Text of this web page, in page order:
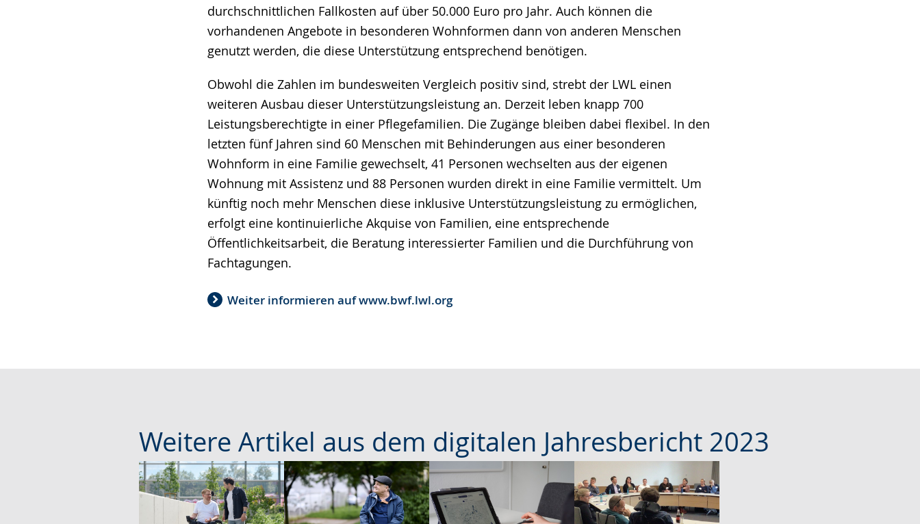
durchschnittlichen Fallkosten auf über 50.000 Euro pro Jahr. Auch können die
vorhandenen Angebote in besonderen Wohnformen dann von anderen Menschen
genutzt werden, die diese Unterstützung entsprechend benötigen.
Obwohl die Zahlen im bundesweiten Vergleich positiv sind, strebt der LWL einen
weiteren Ausbau dieser Unterstützungsleistung an. Derzeit leben knapp 700
Leistungsberechtigte in einer Pflegefamilien. Die Zugänge bleiben dabei flexibel. In den
letzten fünf Jahren sind 60 Menschen mit Behinderungen aus einer besonderen
Wohnform in eine Familie gewechselt, 41 Personen wechselten aus der eigenen
Wohnung mit Assistenz und 88 Personen wurden direkt in eine Familie vermittelt. Um
künftig noch mehr Menschen diese inklusive Unterstützungsleistung zu ermöglichen,
erfolgt eine kontinuierliche Akquise von Familien, eine entsprechende
Öffentlichkeitsarbeit, die Beratung interessierter Familien und die Durchführung von
Fachtagungen.
Weiter informieren auf www.bwf.lwl.org
Weitere Artikel aus dem digitalen Jahresbericht 2023